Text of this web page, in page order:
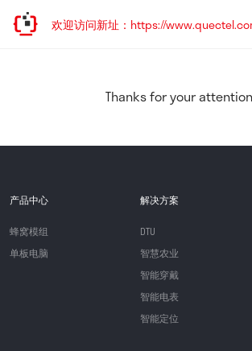
迁移，欢迎访问新址：https://
Thanks for your
产品中心
蜂窝模组
单板电脑
解决方案
DTU
智慧农业
智能穿戴
智能电表
智能定位